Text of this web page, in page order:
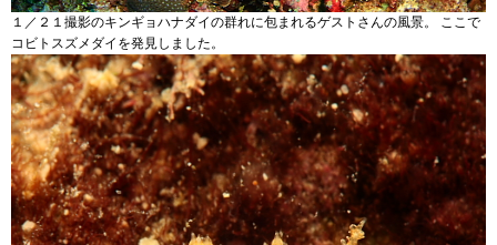
１／２１撮影のキンギョハナダイの群れに包まれるゲストさんの風景。 ここで
コビトスズメダイを発見しました。